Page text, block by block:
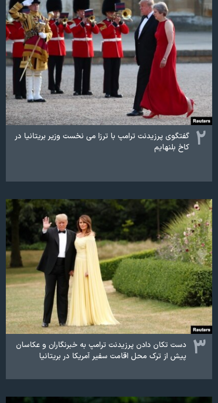
نرگس محمدی برنده جایزه نوبل صلح
همایش محافظه‌کاران آمریکا «سی‌پک»
صفحه‌های ویژه
سفر پرزیدنت ترامپ به چین
۲ گفتگوی پرزیدنت ترامپ با ترزا می نخست وزیر بریتانیا در
کاخ بلنهایم
۳
دست تکان دادن پرزیدنت ترامپ به خبرنگاران و عکاسان
پیش از ترک محل اقامت سفیر آمریکا در بریتانیا